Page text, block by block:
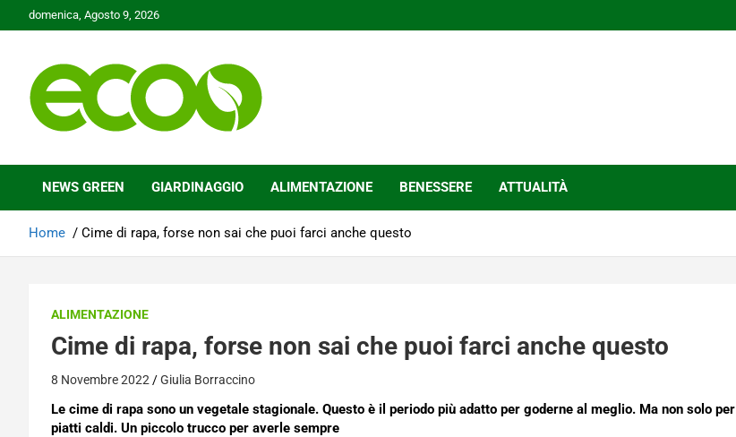
to
domenica, Agosto 9, 2026
Ecoo.it
NEWS GREEN GIARDINAGGIO ALIMENTAZIONE BENESSERE ATTUALITÀ
Home Cime di rapa, forse non sai che puoi farci anche questo
ALIMENTAZIONE
Cime di rapa, forse non sai che puoi farci anche questo
8 Novembre 2022 Giulia Borraccino
Le cime di rapa sono un vegetale stagionale. Questo è il periodo più adatto per goderne al meglio. Ma non solo per
piatti caldi. Un piccolo trucco per averle sempre